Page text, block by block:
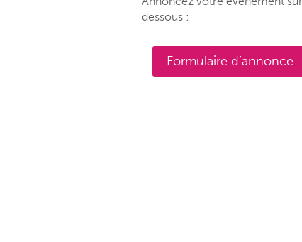
dessous :
Formulaire d’annonce